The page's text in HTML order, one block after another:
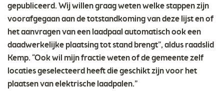
gepubliceerd. Wij willen graag weten welke stappen zijn
voorafgegaan aan de totstandkoming van deze lijst en of
het aanvragen van een laadpaal automatisch ook een
daadwerkelijke plaatsing tot stand brengt”, aldus raadslid
Kemp. “Ook wil mijn fractie weten of de gemeente zelf
locaties geselecteerd heeft die geschikt zijn voor het
plaatsen van elektrische laadpalen.”